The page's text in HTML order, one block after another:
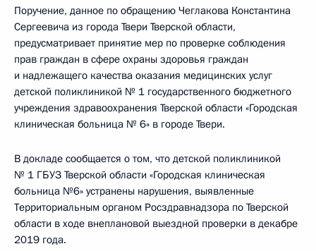
Поручение, данное по обращению Чеглакова Константина
Сергеевича из города Твери Тверской области,
предусматривает принятие мер по проверке соблюдения
прав граждан в сфере охраны здоровья граждан
и надлежащего качества оказания медицинских услуг
детской поликлиникой № 1 государственного бюджетного
учреждения здравоохранения Тверской области «Городская
клиническая больница № 6» в городе Твери.
В докладе сообщается о том, что детской поликлиникой
№ 1 ГБУЗ Тверской области «Городская клиническая
больница №6» устранены нарушения, выявленные
Территориальным органом Росздравнадзора по Тверской
области в ходе внеплановой выездной проверки в декабре
2019 года.